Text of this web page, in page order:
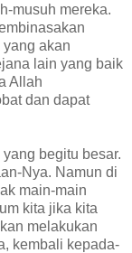
musuh mereka.
akan
lain yang baik
Allah
dan dapat
begitu besar.
Nya. Namun di
main-main
kita jika kita
melakukan
kembali kepada-